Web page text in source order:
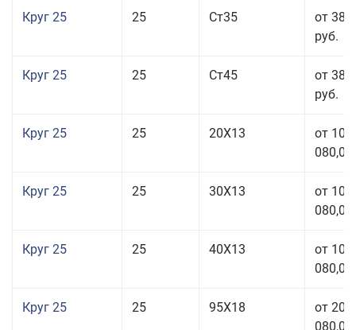
Круг 25 25 Ст35
от 38
руб.
Круг 25 25 Ст45
от 38
руб.
Круг 25 25 20Х13
от 103
080,00
Круг 25 25 30Х13
от 103
080,00
Круг 25 25 40Х13
от 103
080,00
Круг 25 25 95Х18
от 208
080,00